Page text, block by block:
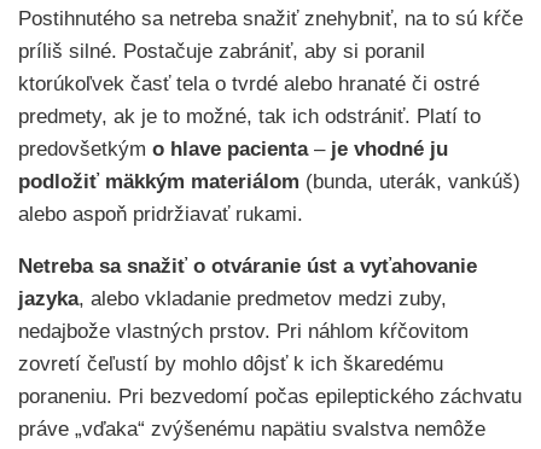
Postihnutého sa netreba snažiť znehybniť, na to sú kŕče
príliš silné. Postačuje zabrániť, aby si poranil
ktorúkoľvek časť tela o tvrdé alebo hranaté či ostré
predmety, ak je to možné, tak ich odstrániť. Platí to
predovšetkým o hlave pacienta–je vhodné ju
podložiť mäkkým materiálom (bunda, uterák, vankúš)
alebo aspoň pridržiavať rukami.
Netreba sa snažiť o otváranie úst a vyťahovanie
jazyka, alebo vkladanie predmetov medzi zuby,
nedajbože vlastných prstov. Pri náhlom kŕčovitom
zovretí čeľustí by mohlo dôjsť k ich škaredému
poraneniu. Pri bezvedomí počas epileptického záchvatu
práve „vďaka“ zvýšenému napätiu svalstva nemôže